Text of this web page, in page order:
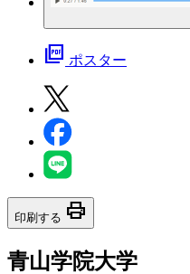
picture_as_pdf ポスター
印刷する print
青山学院大学